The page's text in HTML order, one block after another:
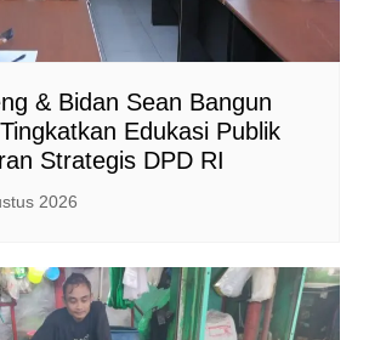
& Bidan Sean Bangun
Edukasi Publik
Strategis DPD RI
2026